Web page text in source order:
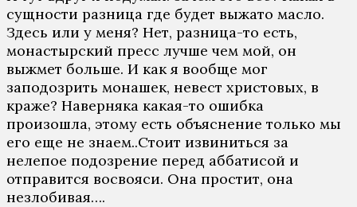
сущности разница где будет выжато масло.
Здесь или у меня? Нет, разница-то есть,
монастырский пресс лучше чем мой, он
выжмет больше. И как я вообще мог
заподозрить монашек, невест христовых, в
краже? Наверняка какая-то ошибка
произошла, этому есть объяснение только мы
его еще не знаем..Стоит извиниться за
нелепое подозрение перед аббатисой и
отправится восвояси. Она простит, она
незлобивая….